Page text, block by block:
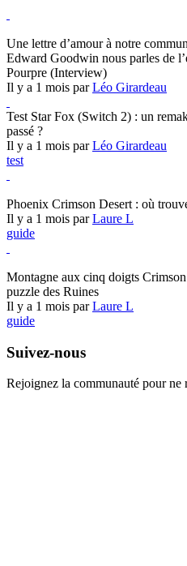
Une lettre d’amour à notre
Edward Goodwin nous parles de
Pourpre (Interview)
Il y a 1 mois parLéo Girardeau
Test Star Fox (Switch 2) : un
passé ?
Il y a 1 mois parLéo Girardeau
test
Phoenix Crimson Desert : où
Il y a 1 mois parLaure L
guide
Montagne aux cinq doigts
puzzle des Ruines
Il y a 1 mois parLaure L
guide
Suivez-nous
Rejoignez la communauté pour ne